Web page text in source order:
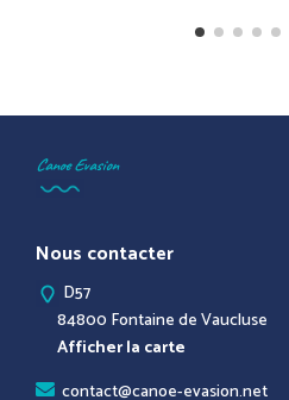
Canoe Evasion
Nous contacter
D57
84800 Fontaine de Vaucluse
Afficher la carte
contact@canoe-evasion.net